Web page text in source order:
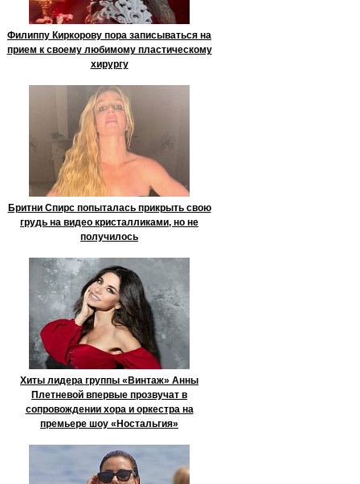
Филиппу Киркорову пора записываться на
прием к своему любимому пластическому
хирургу
Бритни Спирс попыталась прикрыть свою
грудь на видео кристалликами, но не
получилось
Хиты лидера группы «Винтаж» Анны
Плетневой впервые прозвучат в
сопровождении хора и оркестра на
премьере шоу «Ностальгия»